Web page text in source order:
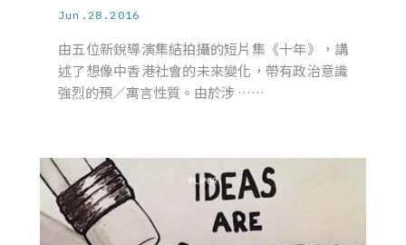
Jun.28.2016
由五位新銳導演集結拍攝的短片集《十年》，講
述了想像中香港社會的未來變化，帶有政治意識
強烈的預／寓言性質。由於涉 ……